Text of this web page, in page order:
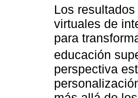
Los
virtuales de
para
educación
perspectiva